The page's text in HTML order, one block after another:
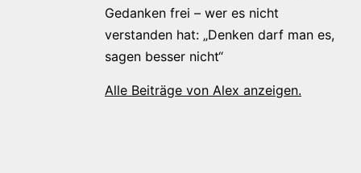
Gedanken frei – wer es nicht
verstanden hat: „Denken darf man es,
sagen besser nicht“
Alle Beiträge von Alex anzeigen.